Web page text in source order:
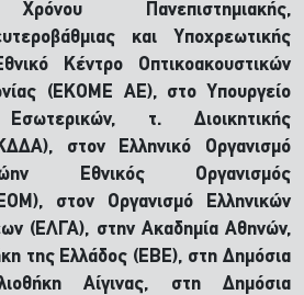
Χρόνου Πανεπιστημιακής,
και Υποχρεωτικής
Κέντρο Οπτικοακουστικών
(ΕΚΟΜΕ ΑΕ), στο Υπουργείο
τ. Διοικητικής
στον Ελληνικό Οργανισμό
Εθνικός Οργανισμός
στον Οργανισμό Ελληνικών
(ΕΛΓΑ), στην Ακαδημία Αθηνών,
της Ελλάδος (ΕΒΕ), στη Δημόσια
Αίγινας, στη Δημόσια